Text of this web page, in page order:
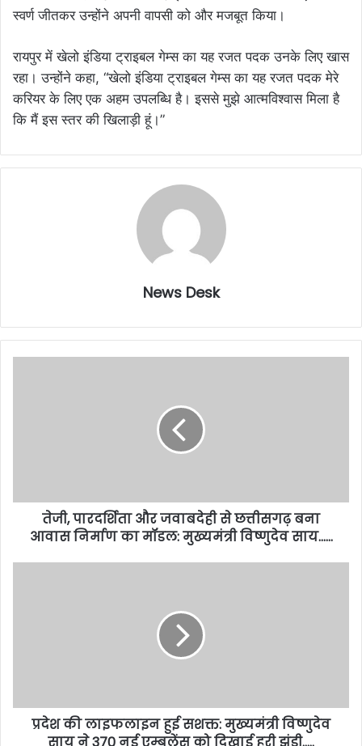
स्वर्ण जीतकर उन्होंने अपनी वापसी को और मजबूत किया।
रायपुर में खेलो इंडिया ट्राइबल गेम्स का यह रजत पदक उनके लिए खास
रहा। उन्होंने कहा, “खेलो इंडिया ट्राइबल गेम्स का यह रजत पदक मेरे
करियर के लिए एक अहम उपलब्धि है। इससे मुझे आत्मविश्वास मिला है
कि मैं इस स्तर की खिलाड़ी हूं।”
News Desk
तेजी, पारदर्शिता और जवाबदेही से छत्तीसगढ़ बना
आवास निर्माण का मॉडल: मुख्यमंत्री विष्णुदेव साय……
प्रदेश की लाइफलाइन हुई सशक्त: मुख्यमंत्री विष्णुदेव